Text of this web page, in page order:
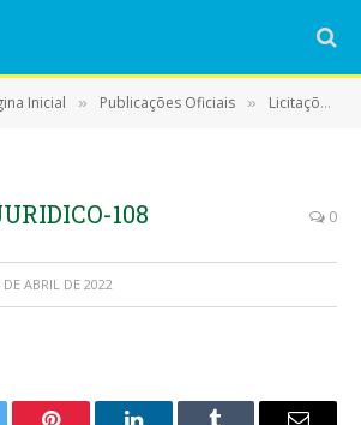
Inicial » Publicações Oficiais » Licitações
108 0
DE ABRIL DE 2022